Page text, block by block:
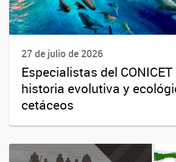
27 de julio de 2026
Especialistas del
historia evolutiva y
cetáceos